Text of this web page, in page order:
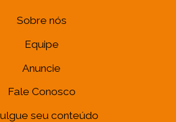
Sobre nós
Equipe
Anuncie
Fale Conosco
seu conteúdo